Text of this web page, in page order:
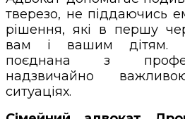
тверезо, не піддаючись
рішення, які в першу
вам і вашим дітям.
поєднана з
надзвичайно
ситуаціях.